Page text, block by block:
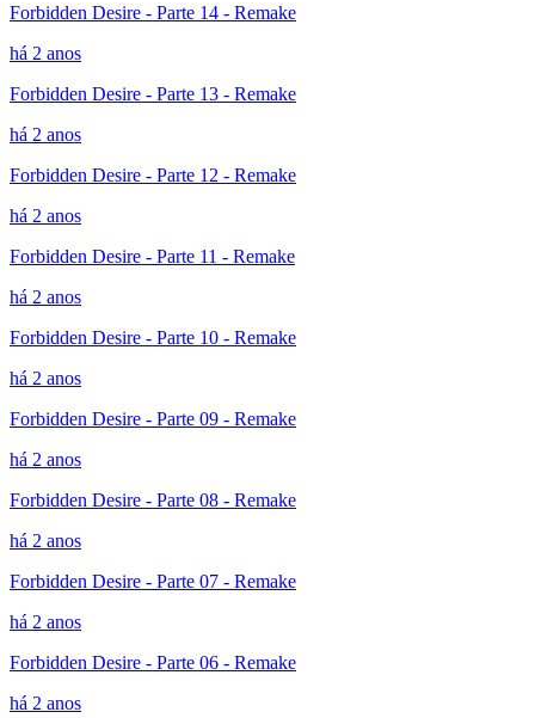
Forbidden Desire - Parte 14 - Remake
há 2 anos
Forbidden Desire - Parte 13 - Remake
há 2 anos
Forbidden Desire - Parte 12 - Remake
há 2 anos
Forbidden Desire - Parte 11 - Remake
há 2 anos
Forbidden Desire - Parte 10 - Remake
há 2 anos
Forbidden Desire - Parte 09 - Remake
há 2 anos
Forbidden Desire - Parte 08 - Remake
há 2 anos
Forbidden Desire - Parte 07 - Remake
há 2 anos
Forbidden Desire - Parte 06 - Remake
há 2 anos